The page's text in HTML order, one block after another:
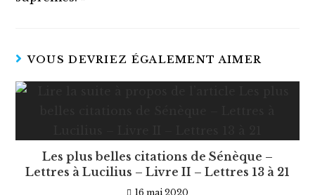
VOUS DEVRIEZ ÉGALEMENT AIMER
Les plus belles citations de Sénèque –
Lettres à Lucilius – Livre II – Lettres 13 à 21
16 mai 2020